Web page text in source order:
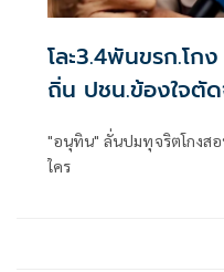
โละ3.4พันขรก.โก
ถิ่น ปชน.ข้องใจ
"อนุทิน" ลั่นปมทุจริตโกงส
ใคร